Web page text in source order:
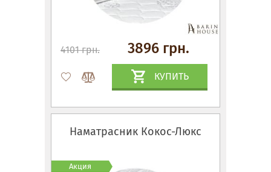
4101 грн. 3896 грн.
КУПИТЬ
Наматрасник Кокос-Люкс
Акция